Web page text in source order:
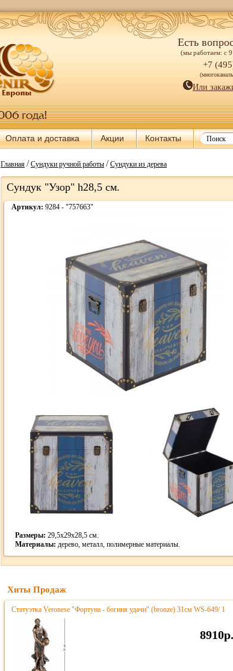
Есть
(мы работаем: с
+7
Или
Оплата и доставка Акции Контакты
Главная/Сундуки ручной работы/Сундуки из дерева
Сундук "Узор" h28,5 см.
Артикул: 9284 - "757663"
Размеры: 29,5х29х28,5 см.
Материалы: дерево, металл, полимерные материалы.
Хиты Продаж
Статуэтка Veronese "Фортуна - богиня удачи" (bronze) 31см WS-649/ 1
8910р.